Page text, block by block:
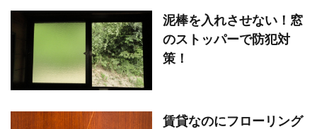
泥棒を入れさせない！窓
のストッパーで防犯対
策！
賃貸なのにフローリング